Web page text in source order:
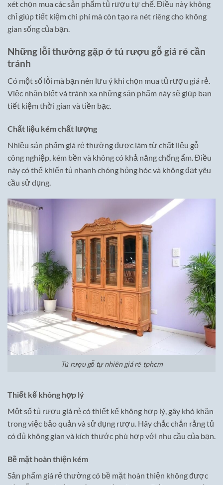
xét chọn mua các sản phẩm tủ rượu tự chế. Điều này không
chỉ giúp tiết kiệm chi phí mà còn tạo ra nét riêng cho không
gian sống của bạn.
Những lỗi thường gặp ở tủ rượu gỗ giá rẻ cần
tránh
Có một số lỗi mà bạn nên lưu ý khi chọn mua tủ rượu giá rẻ.
Việc nhận biết và tránh xa những sản phẩm này sẽ giúp bạn
tiết kiệm thời gian và tiền bạc.
Chất liệu kém chất lượng
Nhiều sản phẩm giá rẻ thường được làm từ chất liệu gỗ
công nghiệp, kém bền và không có khả năng chống ẩm. Điều
này có thể khiến tủ nhanh chóng hỏng hóc và không đạt yêu
cầu sử dụng.
Tủ rượu gỗ tự nhiên giá rẻ tphcm
Thiết kế không hợp lý
Một số tủ rượu giá rẻ có thiết kế không hợp lý, gây khó khăn
trong việc bảo quản và sử dụng rượu. Hãy chắc chắn rằng tủ
có đủ không gian và kích thước phù hợp với nhu cầu của bạn.
Bề mặt hoàn thiện kém
Sản phẩm giá rẻ thường có bề mặt hoàn thiện không được